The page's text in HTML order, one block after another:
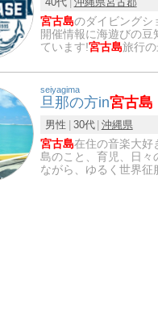
宮古島のダイビングシ
開催情報に海遊びの豆
ています!宮古島旅行
seiyagima
旦那の方in宮古島
男性 30代 沖縄県
宮古島在住の音楽大好
島のこと、育児、日々
ながら、ゆるく世界征